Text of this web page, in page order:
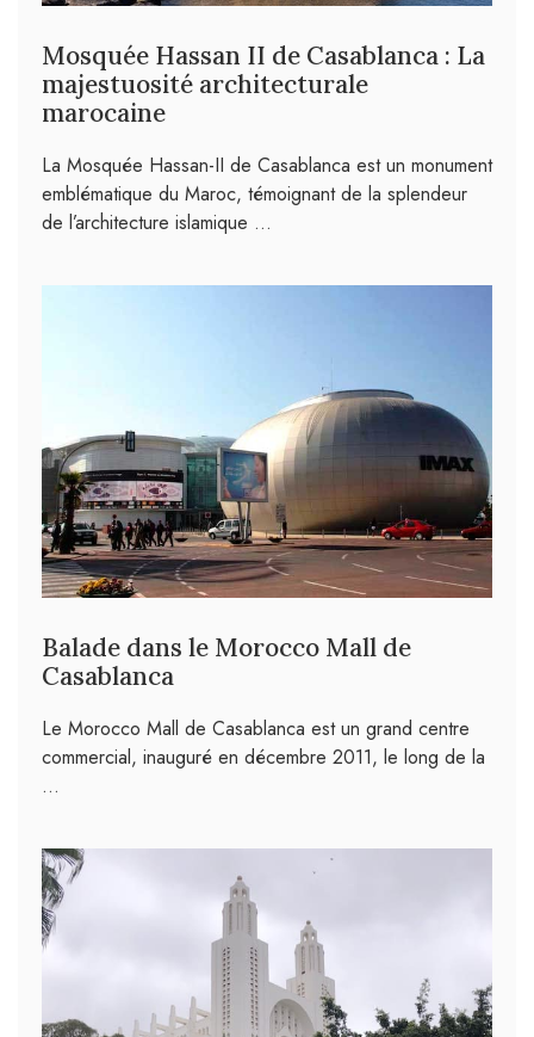
Mosquée Hassan II de Casablanca : La
majestuosité architecturale
marocaine
La Mosquée Hassan-II de Casablanca est un monument
emblématique du Maroc, témoignant de la splendeur
de l’architecture islamique …
Balade dans le Morocco Mall de
Casablanca
Le Morocco Mall de Casablanca est un grand centre
commercial, inauguré en décembre 2011, le long de la
…